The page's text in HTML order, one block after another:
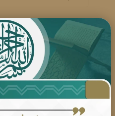
تأليف: الشيخ فوزي بن
التحميل